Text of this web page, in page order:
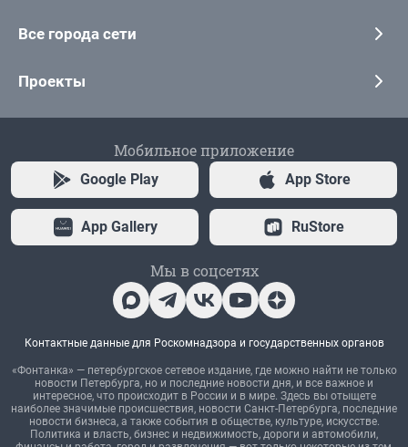
Все города сети
Проекты
Мобильное приложение
Google Play App Store
App Gallery RuStore
Мы в соцсетях
Контактные данные для Роскомнадзора и государственных органов
«Фонтанка» — петербургское сетевое издание, где можно найти не только
новости Петербурга, но и последние новости дня, и все важное и
интересное, что происходит в России и в мире. Здесь вы отыщете
наиболее значимые происшествия, новости Санкт-Петербурга, последние
новости бизнеса, а также события в обществе, культуре, искусстве.
Политика и власть, бизнес и недвижимость, дороги и автомобили,